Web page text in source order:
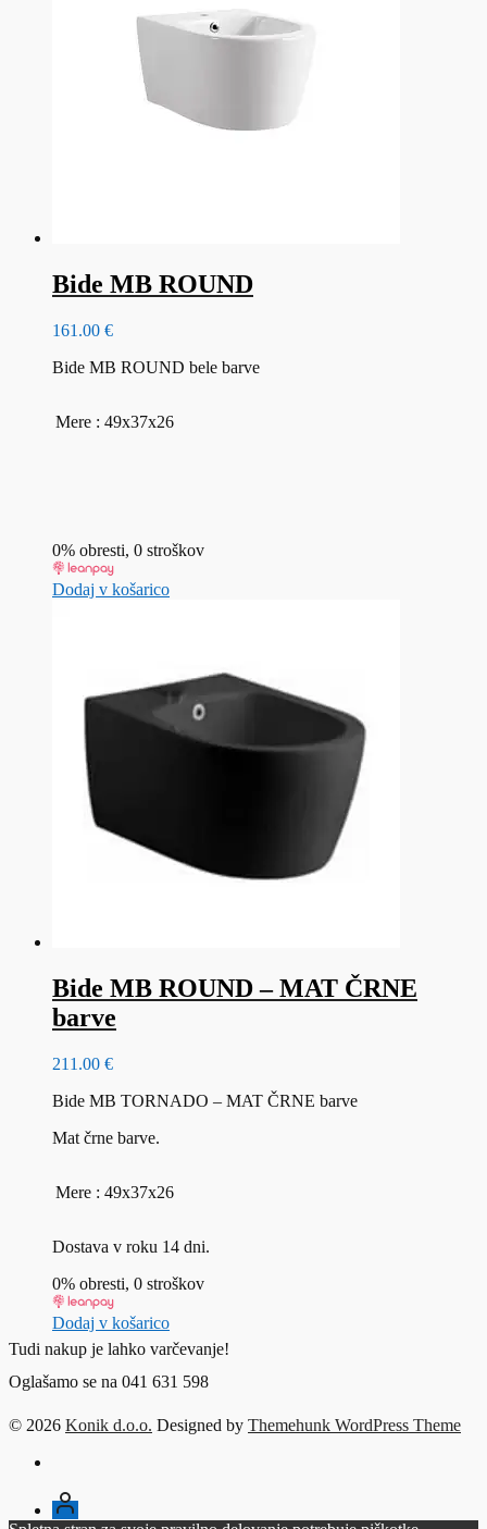
Bide MB ROUND
161.00 €
Bide MB ROUND bele barve
Mere : 49x37x26
0% obresti, 0 stroškov
Dodaj v košarico
Bide MB ROUND – MAT ČRNE
barve
211.00 €
Bide MB TORNADO – MAT ČRNE barve
Mat črne barve.
Mere : 49x37x26
Dostava v roku 14 dni.
0% obresti, 0 stroškov
Dodaj v košarico
Tudi nakup je lahko varčevanje!
Oglašamo se na 041 631 598
© 2026 Konik d.o.o. Designed by Themehunk WordPress Theme